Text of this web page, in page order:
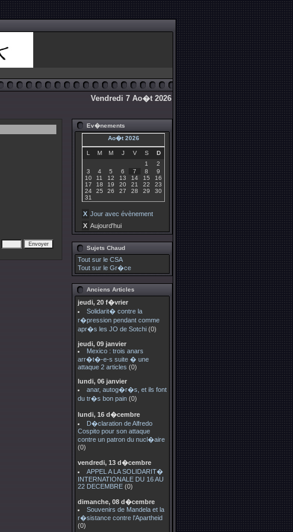
Vendredi 7 Ao�t 2026
Ev�nements
Ao�t 2026
L M M J V S
D
1
2
3
4 5 6 7 8
9
10
11 12 13 14 15
16
17
18 19 20 21 22
23
24
25 26 27 28 29
30
31
X Jour avec évènement
X Aujourd'hui
Sujets Chaud
Tout sur le CSA
Tout sur le Gr�ce
Anciens Articles
jeudi, 20 f�vrier
Solidarit� contre la
r�pression pendant comme
apr�s les JO de Sotchi (0)
jeudi, 09 janvier
Mexico : trois anars
arr�t�-e-s suite � une
attaque 2 articles (0)
lundi, 06 janvier
anar, autog�r�s, et ils font
du tr�s bon pain (0)
lundi, 16 d�cembre
D�claration de Alfredo
Cospito pour son attaque
contre un patron du nucl�aire
(0)
vendredi, 13 d�cembre
APPEL A LA SOLIDARIT�
INTERNATIONALE DU 16 AU
22 DECEMBRE (0)
dimanche, 08 d�cembre
Souvenirs de Mandela et la
r�sistance contre l'Apartheid
(0)